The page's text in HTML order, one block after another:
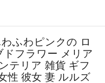
わふわピンクの ロ
ドフラワー メリア
テリア 雑貨 ギフ
性 彼女 妻 ルルズ